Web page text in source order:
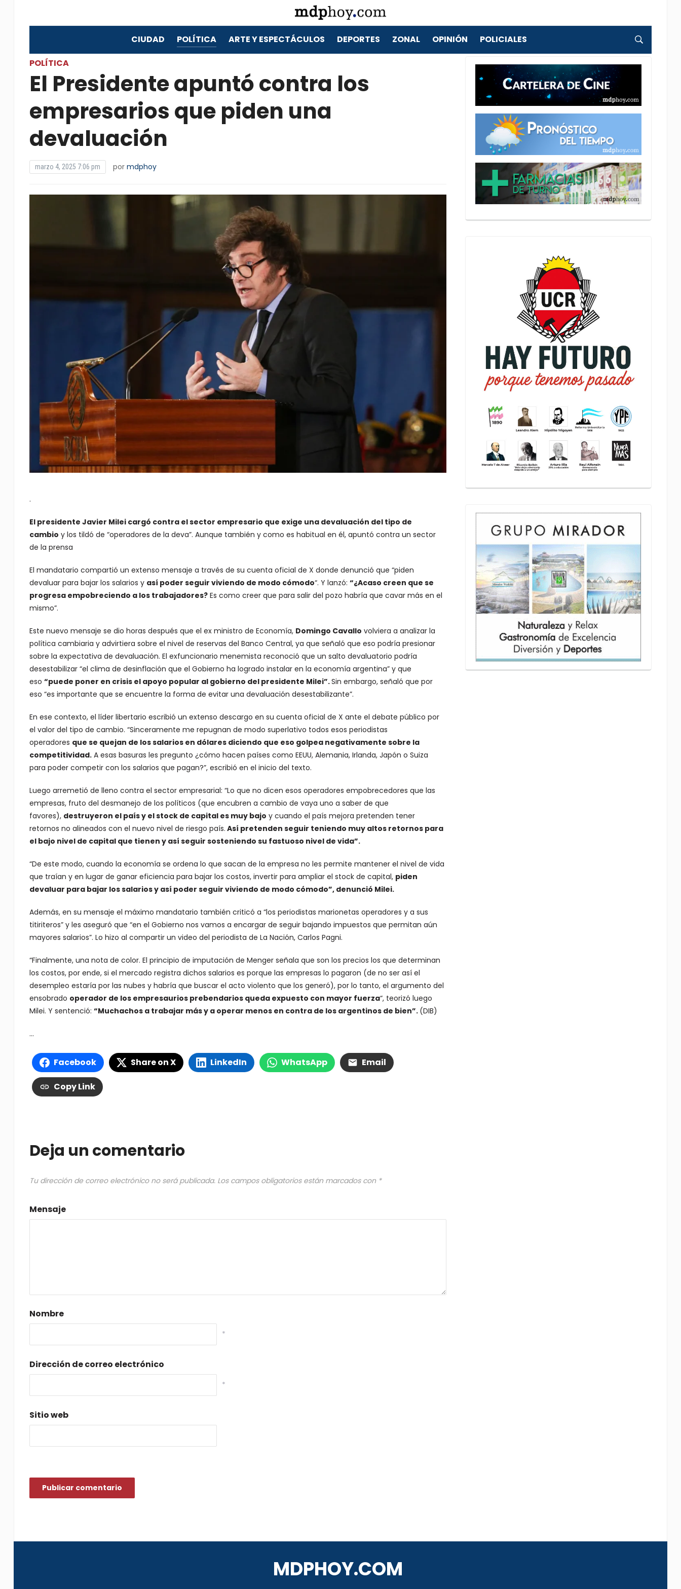
CIUDAD POLÍTICA ARTE Y ESPECTÁCULOS DEPORTES ZONAL OPINIÓN POLICIALES
POLÍTICA
El Presidente apuntó contra los
empresarios que piden una
devaluación
marzo 4, 2025 7:06 pm por mdphoy
.
El presidente Javier Milei cargó contra el sector empresario que exige una devaluación del tipo de
cambio y los tildó de “operadores de la deva”. Aunque también y como es habitual en él, apuntó contra un sector
de la prensa
El mandatario compartió un extenso mensaje a través de su cuenta oficial de X donde denunció que “piden
devaluar para bajar los salarios y así poder seguir viviendo de modo cómodo“. Y lanzó: “¿Acaso creen que se
progresa empobreciendo a los trabajadores?Es como creer que para salir del pozo habría que cavar más en el
mismo”.
Este nuevo mensaje se dio horas después que el ex ministro de Economía, Domingo Cavallo volviera a analizar la
política cambiaria y advirtiera sobre el nivel de reservas del Banco Central, ya que señaló que eso podría presionar
sobre la expectativa de devaluación. El exfuncionario menemista reconoció que un salto devaluatorio podría
desestabilizar “el clima de desinflación que el Gobierno ha logrado instalar en la economía argentina” y que
eso “puede poner en crisis el apoyo popular al gobierno del presidente Milei”.Sin embargo, señaló que por
eso “es importante que se encuentre la forma de evitar una devaluación desestabilizante”.
En ese contexto, el líder libertario escribió un extenso descargo en su cuenta oficial de X ante el debate público por
el valor del tipo de cambio. “Sinceramente me repugnan de modo superlativo todos esos periodistas
operadores que se quejan de los salarios en dólares diciendo que eso golpea negativamente sobre la
competitividad.A esas basuras les pregunto ¿cómo hacen países como EEUU, Alemania, Irlanda, Japón o Suiza
para poder competir con los salarios que pagan?”, escribió en el inicio del texto.
Luego arremetió de lleno contra el sector empresarial: “Lo que no dicen esos operadores empobrecedores que las
empresas, fruto del desmanejo de los políticos (que encubren a cambio de vaya uno a saber de que
favores), destruyeron el país y el stock de capital es muy bajo y cuando el país mejora pretenden tener
retornos no alineados con el nuevo nivel de riesgo país. Así pretenden seguir teniendo muy altos retornos para
el bajo nivel de capital que tienen y así seguir sosteniendo su fastuoso nivel de vida”.
“De este modo, cuando la economía se ordena lo que sacan de la empresa no les permite mantener el nivel de vida
que traían y en lugar de ganar eficiencia para bajar los costos, invertir para ampliar el stock de capital, piden
devaluar para bajar los salarios y así poder seguir viviendo de modo cómodo”, denunció Milei.
Además, en su mensaje el máximo mandatario también criticó a “los periodistas marionetas operadores y a sus
titiriteros” y les aseguró que “en el Gobierno nos vamos a encargar de seguir bajando impuestos que permitan aún
mayores salarios”. Lo hizo al compartir un video del periodista de La Nación, Carlos Pagni.
“Finalmente, una nota de color. El principio de imputación de Menger señala que son los precios los que determinan
los costos, por ende, si el mercado registra dichos salarios es porque las empresas lo pagaron (de no ser así el
desempleo estaría por las nubes y habría que buscar el acto violento que los generó), por lo tanto, el argumento del
ensobrado operador de los empresaurios prebendarios queda expuesto con mayor fuerza“, teorizó luego
Milei. Y sentenció: “Muchachos a trabajar más y a operar menos en contra de los argentinos de bien”. (DIB)
…
Facebook Share on X LinkedIn WhatsApp Email
Copy Link
Deja un comentario
Tu dirección de correo electrónico no será publicada. Los campos obligatorios están marcados con *
Mensaje
Nombre
*
Dirección de correo electrónico
*
Sitio web
MDPHOY.COM